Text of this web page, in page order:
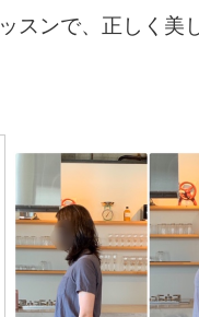
スンで、正しく美